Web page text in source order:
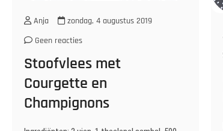
Anja
zondag, 4 augustus 2019
Geen reacties
Stoofvlees met
Courgette en
Champignons